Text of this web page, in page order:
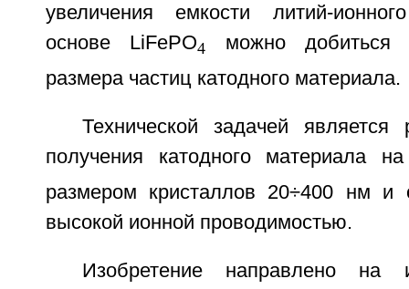
увеличения емкости литий-
основе LiFePO4
можно добиться
размера частиц катодного материала.
Технической задачей является
получения катодного материала
размером кристаллов 20÷400 нм и
высокой ионной проводимостью.
Изобретение направлено на